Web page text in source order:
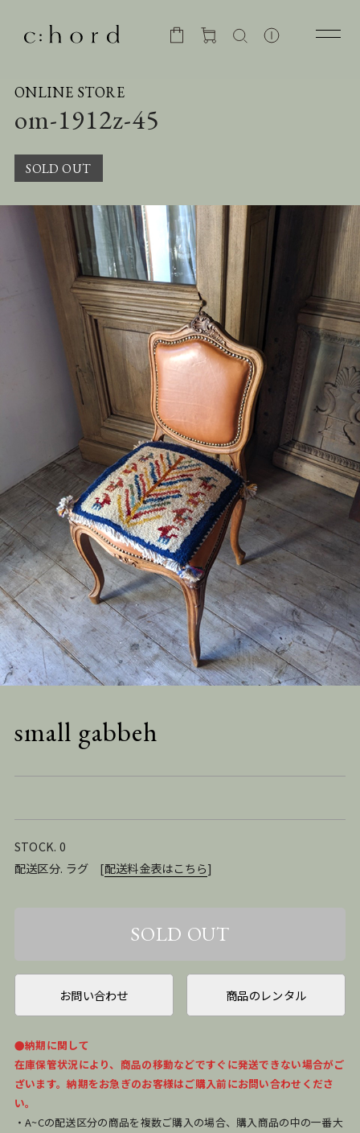
ONLINE STORE
om-1912z-45
small gabbeh
STOCK. 0
配送区分. ラグ [配送料金表はこちら]
お問い合わせ 商品のレンタル
●納期に関して
在庫保管状況により、商品の移動などですぐに発送できない場合がご
ざいます。納期をお急ぎのお客様はご購入前にお問い合わせくださ
い。
・A~Cの配送区分の商品を複数ご購入の場合、購入商品の中の一番大